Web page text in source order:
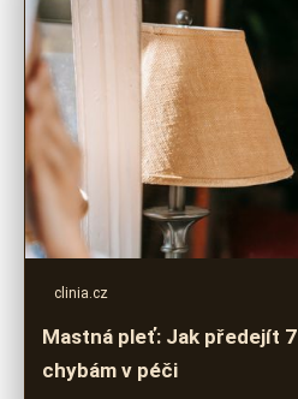
clinia.cz
Mastná pleť: Jak předejít
chybám v péči